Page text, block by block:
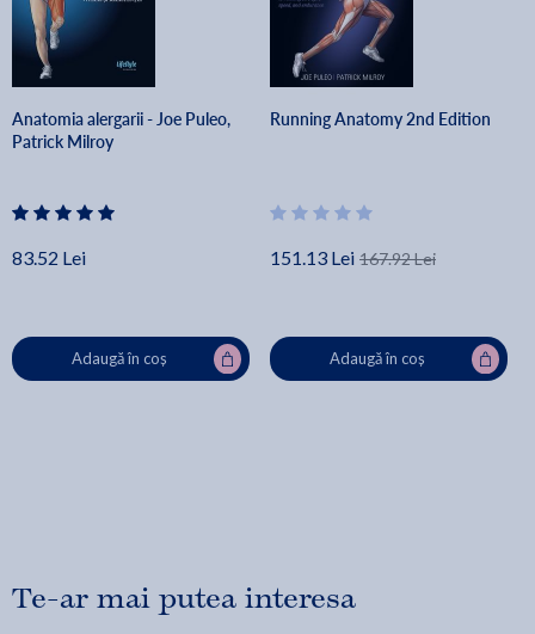
Anatomia alergarii - Joe Puleo,
Patrick Milroy
83.52 Lei
Adaugă în coș
Running Anatomy 2nd Edition
151.13 Lei 167.92 Lei
Adaugă în coș
Te-ar mai putea interesa